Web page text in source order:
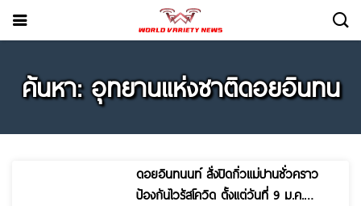
ค้นหา: อุทยานแห่งชาติดอยอินทน
ดอยอินทนนท์ สั่งปิดกิ่วแม่ปานชั่วคราว
ป้องกันไวรัสโควิด ตั้งแต่วันที่ 9 ม.ค.